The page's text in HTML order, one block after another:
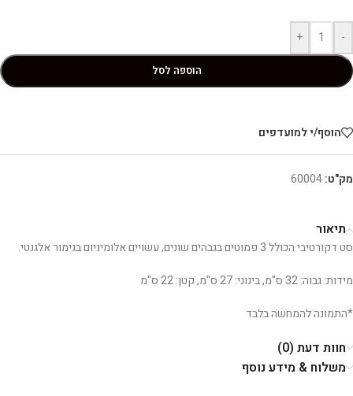
-
+
הוספה לסל
הוסף/י למועדפים
מק"ט:60004
תיאור
סט דקורטיבי הכולל 3 פמוטים בגבהים שונים, עשויים אלומיניום בגימור אלגנטי.
מידות: גבוה: 32 ס"מ, בינוני: 27 ס"מ, קטן: 22 ס"מ
*התמונה להמחשה בלבד
חוות דעת (0)
משלוח & מידע נוסף